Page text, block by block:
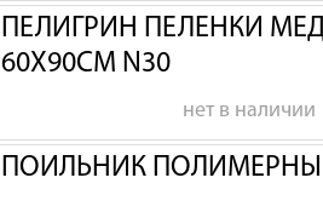
ПЕЛИГРИН ПЕЛЕНКИ
60Х90СМ N30
нет в наличии
ПОИЛЬНИК